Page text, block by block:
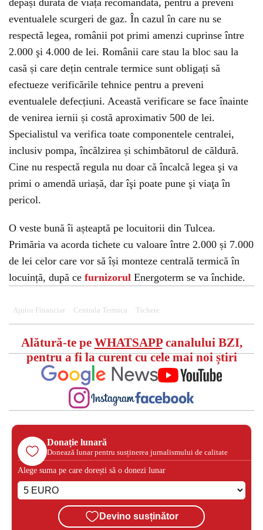
depăși durata de viață recomandată, pentru a preveni
eventualele scurgeri de gaz. În cazul în care nu se
respectă legea, românii pot primi amenzi cuprinse între
2.000 şi 4.000 de lei. Românii care stau la bloc sau la
casă și care dețin centrale termice sunt obligați să
efectueze verificările tehnice pentru a preveni
eventualele defecțiuni. Această verificare se face înainte
de venirea iernii și costă aproximativ 500 de lei.
Specialistul va verifica toate componentele centralei,
inclusiv pompa, încălzirea și schimbătorul de căldură.
Cine nu respectă regula nu doar că încalcă legea şi va
primi o amendă uriașă, dar îşi poate pune şi viaţa în
pericol.
O veste bună îi așteaptă pe locuitorii din Tulcea.
Primăria va acorda tichete cu valoare între 2.000 și 7.000
de lei celor care vor să își monteze centrală termică în
locuință, după ce furnizorul Energoterm se va închide.
Ajutor Financiar Centrala Termica Tichete
Alătură-te pe WHATSAPPcanalului BZI,
pentru a fi la curent cu cele mai noi știri
Donație lunară
Donează lunar pentru susținerea jurnalismului de calitate
Alege suma pe care dorești să o donezi lunar
Devino susținător